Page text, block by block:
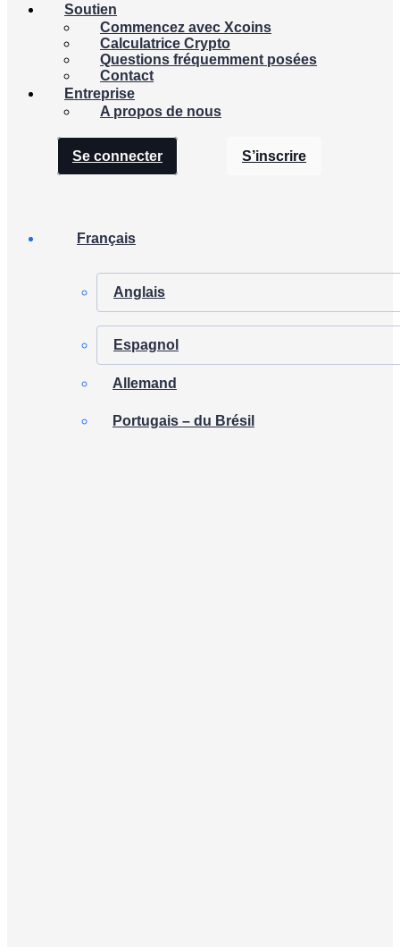
Soutien
Commencez avec Xcoins
Calculatrice Crypto
Questions fréquemment posées
Contact
Entreprise
A propos de nous
Se connecter S’inscrire
Français
Anglais
Espagnol
Allemand
Portugais – du Brésil